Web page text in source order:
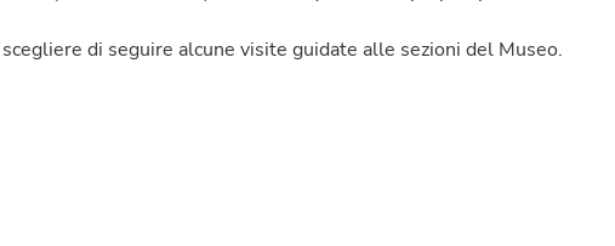
di seguire alcune visite guidate alle sezioni del Museo.